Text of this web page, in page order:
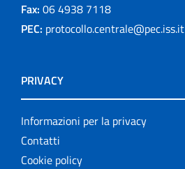
Fax: 06 4938 7118
PEC: protocollo.centrale@pec.iss.it
PRIVACY
Informazioni per la privacy
Contatti
Cookie policy